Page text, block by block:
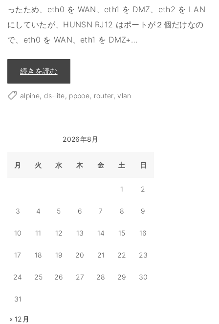
ったため、eth0 を WAN、eth1 を DMZ、eth2 を LAN
にしていたが、HUNSN RJ12 はポートが２個だけなの
で、eth0 を WAN、eth1 を DMZ+…
続きを読む
A
l
p
i
ル
ー
0
2
ネ
ッ
ー
"
alpine ds-lite pppoe router vlan
2026年8月
月 火 水 木 金 土 日
1 2
3 4 5 6 7 8 9
10 11 12 13 14 15 16
17 18 19 20 21 22 23
24 25 26 27 28 29 30
31
« 12月